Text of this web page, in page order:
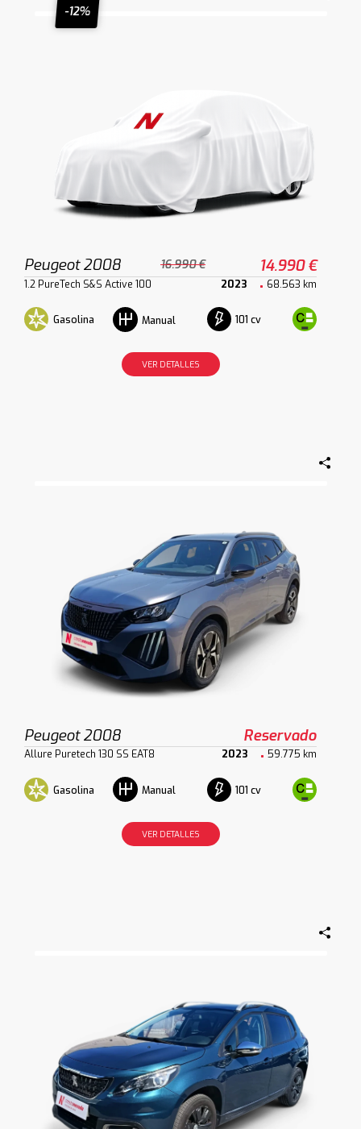
-12%
Peugeot 2008 16.990 € 14.990 €
1.2 PureTech S&S Active 100 2023 68.563 km
Gasolina Manual 101 cv
VER DETALLES
Peugeot 2008 Reservado
Allure Puretech 130 SS EAT8 2023 59.775 km
Gasolina Manual 101 cv
VER DETALLES